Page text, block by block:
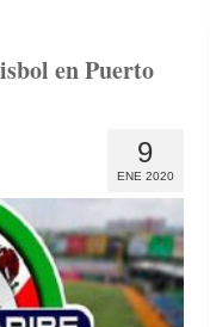
en Puerto
9
ENE 2020